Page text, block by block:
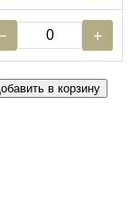
+
в корзину